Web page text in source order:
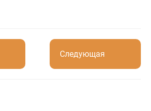
Следующая